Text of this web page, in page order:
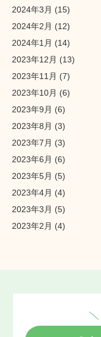
2024年3月 (15)
2024年2月 (12)
2024年1月 (14)
2023年12月 (13)
2023年11月 (7)
2023年10月 (6)
2023年9月 (6)
2023年8月 (3)
2023年7月 (3)
2023年6月 (6)
2023年5月 (5)
2023年4月 (4)
2023年3月 (5)
2023年2月 (4)